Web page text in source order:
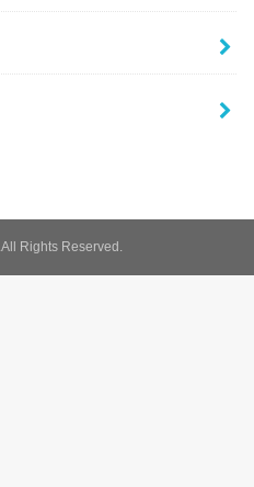
.All Rights Reserved.